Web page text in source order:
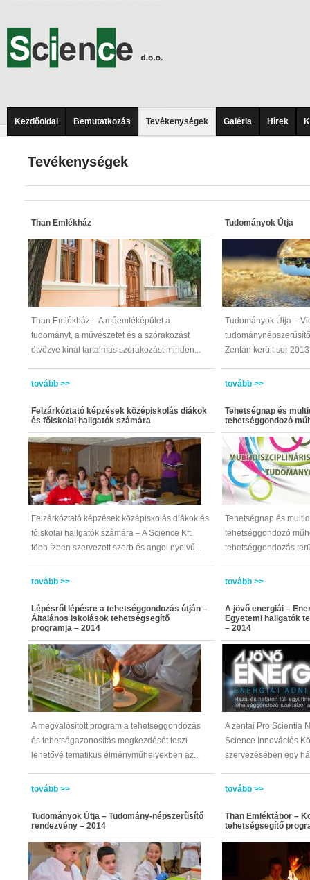
Kezdőoldal Bemutatkozás Tevékenységek Galéria Hírek
Tevékenységek
Than Emlékház
Than Emlékház – A műemléképület a
tudományt, a művészetet és a szórakozást
ötvözve kínál tartalmas szórakozást minden...
tovább >>
Tudományok Útja
Tudományok Útja –
Zentán került sor
tovább >>
Felzárkóztató képzések középiskolás diákok
és főiskolai hallgatók számára
Felzárkóztató képzések középiskolás diákok és
főiskolai hallgatók számára – A Science Kft.
több ízben szervezett szerb és angol nyelvű...
tovább >>
Tehetségnap és
tehetséggondozó
Tehetségnap és
tehetséggondozó
tehetséggondozás
tovább >>
Lépésről lépésre a tehetséggondozás útján –
Általános iskolások tehetségsegítő
programja – 2014
A megvalósított program a tehetséggondozás
és tehetségazonosítás megkezdését teszi
lehetővé tematikus élményműhelyekben az...
tovább >>
A jövő energiái –
Egyetemi hallgatók
– 2014
A zentai Pro Scientia
Science Innovációs
szervezésében egy
tovább >>
Tudományok Útja – Tudomány-népszerűsítő
rendezvény – 2014
Than Emléktábor –
tehetségsegítő